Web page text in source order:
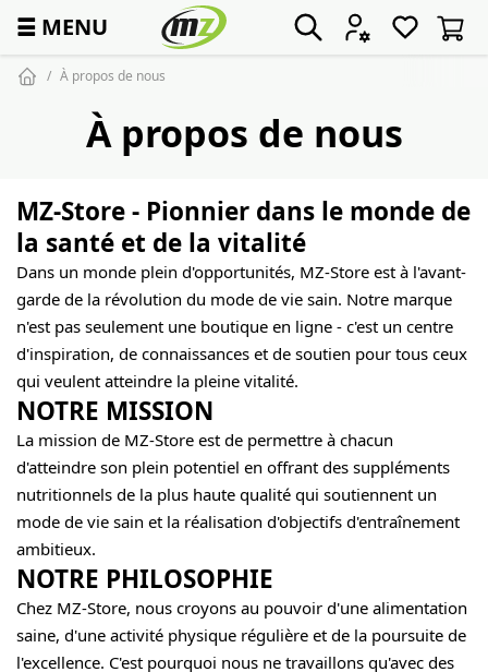
☰ MENU
À propos de nous
À propos de nous
MZ-Store - Pionnier dans le monde de
la santé et de la vitalité
Dans un monde plein d'opportunités, MZ-Store est à l'avant-
garde de la révolution du mode de vie sain. Notre marque
n'est pas seulement une boutique en ligne - c'est un centre
d'inspiration, de connaissances et de soutien pour tous ceux
qui veulent atteindre la pleine vitalité.
NOTRE MISSION
La mission de MZ-Store est de permettre à chacun
d'atteindre son plein potentiel en offrant des suppléments
nutritionnels de la plus haute qualité qui soutiennent un
mode de vie sain et la réalisation d'objectifs d'entraînement
ambitieux.
NOTRE PHILOSOPHIE
Chez MZ-Store, nous croyons au pouvoir d'une alimentation
saine, d'une activité physique régulière et de la poursuite de
l'excellence. C'est pourquoi nous ne travaillons qu'avec des